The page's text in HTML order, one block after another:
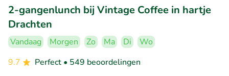
2-gangenlunch bij Vintage Coffee in hartje
Drachten
Vandaag Morgen Zo Ma Di
Wo
9.7
Perfect • 549 beoordelingen